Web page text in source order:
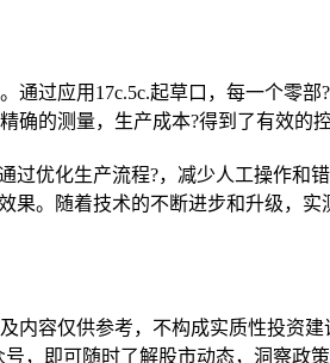
通过应用17c.5c.起草口，每一个零
的测量，生产成本?得到了有效的
过优化生产流程?，减少人工操作
果。随着技术的不断进步和升级，
内容仅供参考，不构成实质性投资
，即可随时了解股市动态，洞察政策